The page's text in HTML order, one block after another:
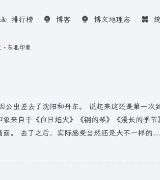
排行榜 博客 博文地理志
• 东北印象
公出差去了沈阳和丹东。 说起来这还是第一
象来自于《白日焰火》《钢的琴》《漫长的季
面。 去了之后，实际感受当然还是大不一样的...